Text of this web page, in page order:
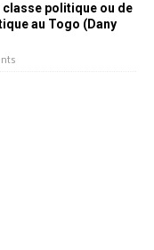
classe politique ou de
au Togo (Dany